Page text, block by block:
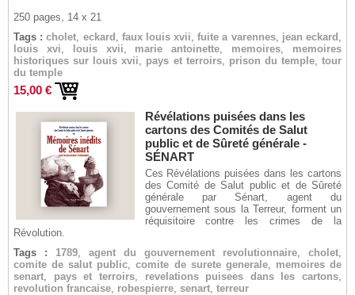
250 pages, 14 x 21
Tags :cholet, eckard , faux louis xvii, fuite a varennes, jean eckard ,
louis xvi, louis xvii, marie antoinette, memoires,
memoires
historiques sur louis xvii, pays et terroirs, prison du temple, tour
du temple
15,00 €
Révélations puisées dans les
cartons des Comités de Salut
public et de Sûreté générale -
SÉNART
Ces Révélations puisées dans les cartons
des Comité de Salut public et de Sûreté
générale par Sénart, agent du
gouvernement sous la Terreur, forment un
réquisitoire contre les crimes de la
Révolution.
Tags : 1789, agent du gouvernement revolutionnaire, cholet,
comite de salut public, comite de surete generale, memoires de
senart, pays et terroirs, revelations puisees dans les cartons,
revolution francaise, robespierre, senart, terreur